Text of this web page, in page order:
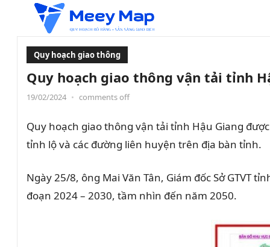
Quy hoạch giao thông
Quy hoạch giao thông vận tải tỉnh
19/02/2024 • comments off
Quy hoạch giao thông vận tải tỉnh Hậu Giang
tỉnh lộ và các đường liên huyện trên địa bàn tỉnh.
Ngày 25/8, ông Mai Văn Tân, Giám đốc Sở GTVT
đoạn 2024 – 2030, tầm nhìn đến năm 2050.